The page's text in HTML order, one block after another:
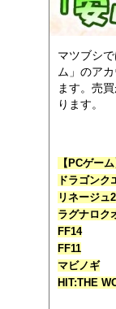
マツブシ
ム」のア
ます。売
ります。
【PCゲーム
ドラゴンク
リネージュ2
ラグナロク
FF14
FF11
マビノギ
HIT:THE